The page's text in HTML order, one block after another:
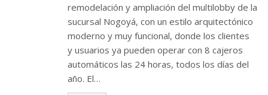
remodelación y ampliación del multilobby de la
sucursal Nogoyá, con un estilo arquitectónico
moderno y muy funcional, donde los clientes
y usuarios ya pueden operar con 8 cajeros
automáticos las 24 horas, todos los días del
año. El…